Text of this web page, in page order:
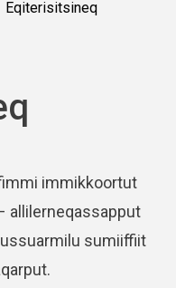
Eqiterisitsineq
immikkoortut
allilerneqassapput
sumiiffiit